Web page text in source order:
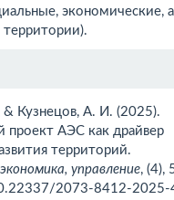
экономические,
& Кузнецов, А. И. (2025).
АЭС как драйвер
территорий.
управление, (4),
2073-8412-2025-